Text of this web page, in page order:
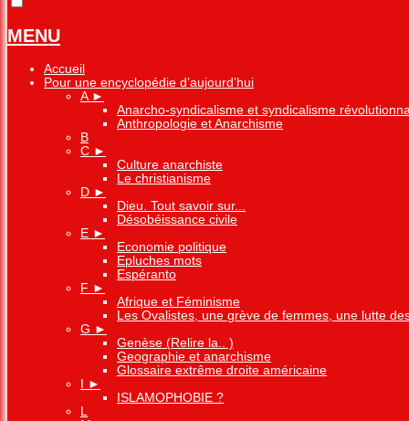
MENU
Accueil
Pour une encyclopédie d’aujourd’hui
A ►
Anarcho-syndicalisme et syndicalisme
Anthropologie et Anarchisme
B
C ►
Culture anarchiste
Le christianisme
D ►
Dieu. Tout savoir sur...
Désobéissance civile
E ►
Economie politique
Epluches mots
Espéranto
F ►
Afrique et Féminisme
Les Ovalistes, une grève de femmes, une lutte
G ►
Genèse (Relire la.. )
Geographie et anarchisme
Glossaire extrême droite américaine
►
ISLAMOPHOBIE ?
L